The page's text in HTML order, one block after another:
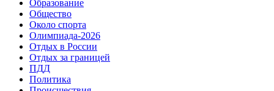
Образование
Общество
Около спорта
Олимпиада-2026
Отдых в России
Отдых за границей
ПДД
Политика